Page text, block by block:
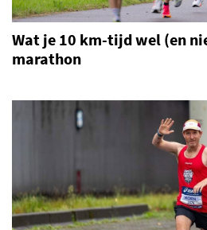
Wat je 10 km-tijd wel (en
marathon